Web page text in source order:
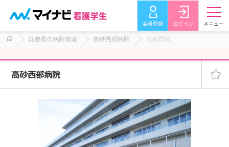
会員登録 ログイン メニュー
兵庫県の病院検索 高砂西部病院 先輩詳細
高砂西部病院